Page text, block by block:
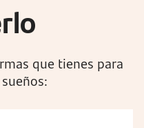
que tienes para